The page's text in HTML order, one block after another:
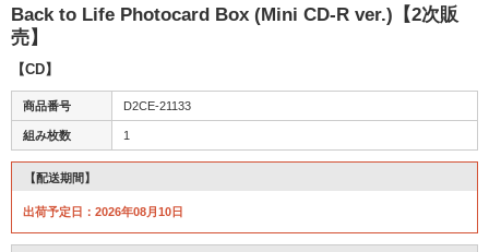
Back to Life Photocard Box (Mini CD-R ver.)【2次販
売】
【CD】
商品番号 D2CE-21133
組み枚数 1
【配送期間】
出荷予定日：2026年08月10日